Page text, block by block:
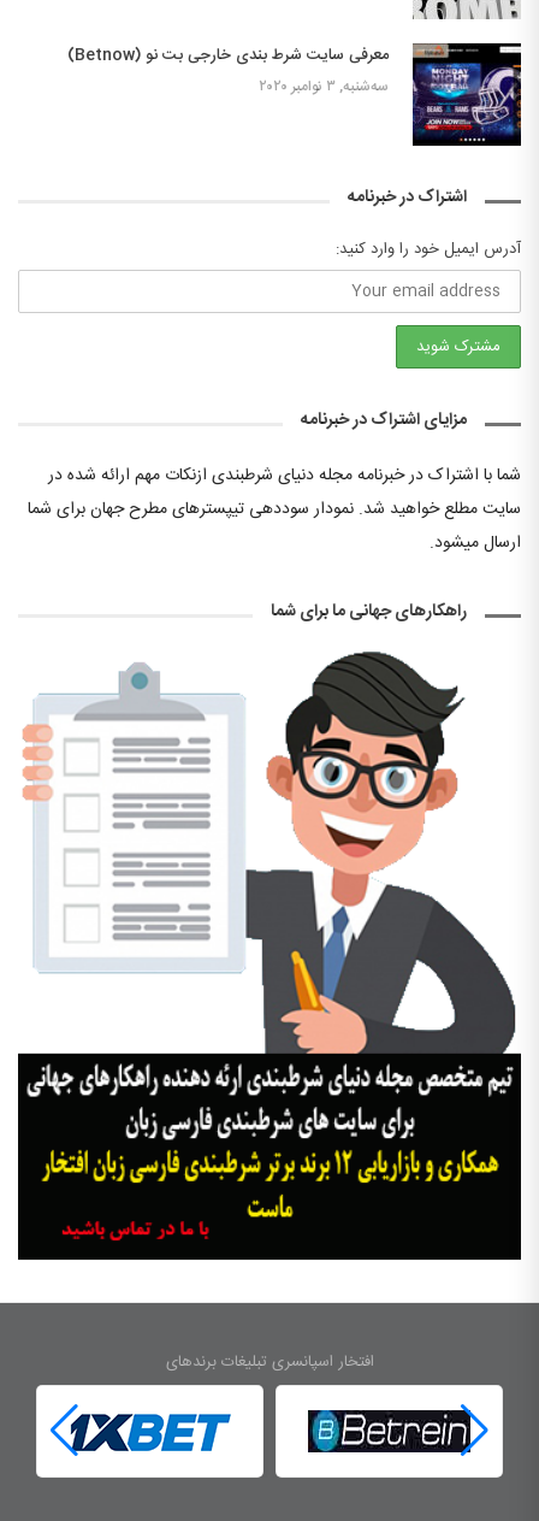
معرفی سایت شرط بندی خارجی بت نو (Betnow)
سه‌شنبه, ۳ نوامبر ۲۰۲۰
اشتراک در خبرنامه
آدرس ایمیل خود را وارد کنید:
مزایای اشتراک در خبرنامه
شما با اشتراک در خبرنامه مجله دنیای شرطبندی ازنکات مهم ارائه شده در
سایت مطلع خواهید شد. نمودار سوددهی تیپسترهای مطرح جهان برای شما
ارسال میشود.
راهکارهای جهانی ما برای شما
افتخار اسپانسری تبلیغات برندهای